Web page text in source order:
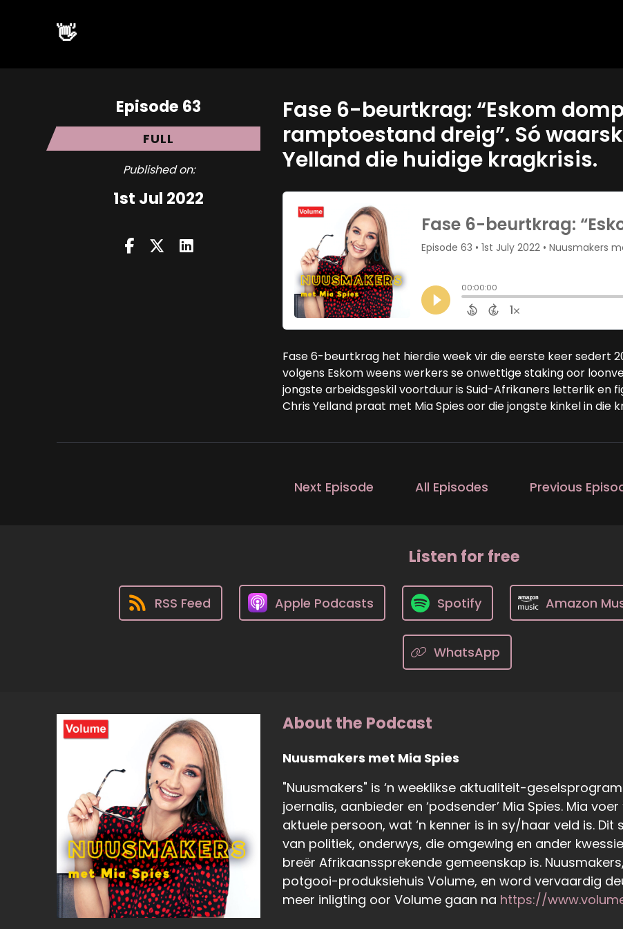
👋
Episode 63
FULL
Published on:
1st Jul 2022
Fase 6-beurtkrag: “Eskom
ramptoestand dreig”. Só
Yelland die huidige kragkrisis.
Fase 6-beurtkrag het hierdie week vir die eerste keer sedert
volgens Eskom weens werkers se onwettige staking oor
jongste arbeidsgeskil voortduur is Suid-Afrikaners letterlik en
Chris Yelland praat met Mia Spies oor die jongste kinkel in die
Next Episode All Episodes Previous
Listen for free
RSS Feed Apple Podcasts Spotify Amazon
WhatsApp
About the Podcast
Nuusmakers met Mia Spies
"Nuusmakers" is ‘n weeklikse aktualiteit-
joernalis, aanbieder en ‘podsender’ Mia Spies. Mia
aktuele persoon, wat ‘n kenner is in sy/haar veld is.
van politiek, onderwys, die omgewing en ander
breër Afrikaanssprekende gemeenskap is.
potgooi-produksiehuis Volume, en word vervaardig
meer inligting oor Volume gaan na https://